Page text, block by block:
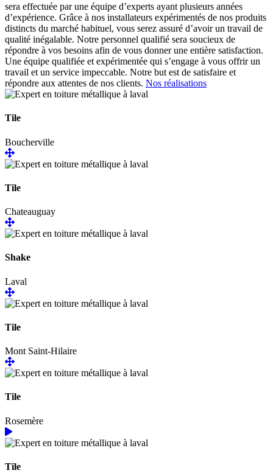
sera effectuée par une équipe d’experts ayant plusieurs années
d’expérience. Grâce à nos installateurs expérimentés de nos produits
distincts du marché habituel, vous serez assuré d’avoir un travail de
qualité inégalable. Notre personnel qualifié sera soucieux de
répondre à vos besoins afin de vous donner une entière satisfaction.
Une équipe qualifiée et expérimentée qui s’engage à vous offrir un
travail et un service impeccable. Notre but est de satisfaire et
répondre aux attentes de nos clients. Nos réalisations
Tile
Boucherville
Tile
Chateauguay
Shake
Laval
Tile
Mont Saint-Hilaire
Tile
Rosemère
Tile